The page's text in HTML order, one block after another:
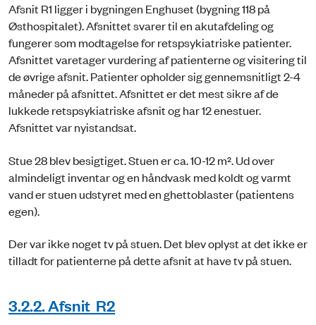
Afsnit R1 ligger i bygningen Enghuset (bygning 118 på
Østhospitalet). Afsnittet svarer til en akutafdeling og
fungerer som modtagelse for retspsykiatriske patienter.
Afsnittet varetager vurdering af patienterne og visitering til
de øvrige afsnit. Patienter opholder sig gennemsnitligt 2-4
måneder på afsnittet. Afsnittet er det mest sikre af de
lukkede retspsykiatriske afsnit og har 12 enestuer.
Afsnittet var nyistandsat.
Stue 28 blev besigtiget. Stuen er ca. 10-12 m². Ud over
almindeligt inventar og en håndvask med koldt og varmt
vand er stuen udstyret med en ghettoblaster (patientens
egen).
Der var ikke noget tv på stuen. Det blev oplyst at det ikke er
tilladt for patienterne på dette afsnit at have tv på stuen.
3.2.2. Afsnit R2